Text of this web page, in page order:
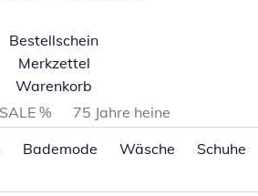
Bestellschein
Merkzettel
Warenkorb
SALE %
75 Jahre heine
Bademode Wäsche Schuhe